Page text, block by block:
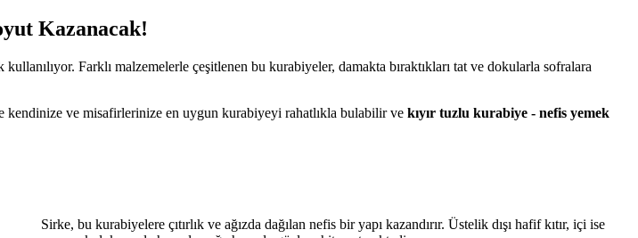
Kazanacak!
kullanılıyor. Farklı malzemelerle çeşitlenen bu kurabiyeler, damakta bıraktıkları tat ve dokularla sofralara
kendinize ve misafirlerinize en uygun kurabiyeyi rahatlıkla bulabilir ve kıyır tuzlu kurabiye - nefis yemek
Sirke, bu kurabiyelere çıtırlık ve ağızda dağılan nefis bir yapı kazandırır. Üstelik dışı hafif kıtır, içi ise